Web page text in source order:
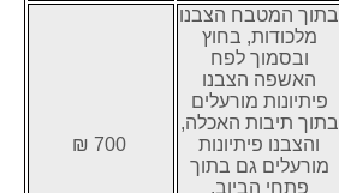
בתוך המטבח הצבנו
מלכודות, בחוץ
ובסמוך לפח
האשפה הצבנו
פיתיונות מורעלים
בתוך תיבות האכלה,
והצבנו פיתיונות
מורעלים גם בתוך
פתחי הביוב.
700 ₪